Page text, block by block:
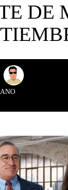
DE